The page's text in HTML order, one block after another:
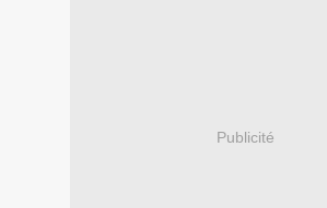
Publicité